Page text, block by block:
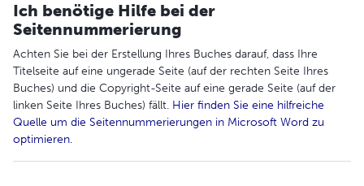
Ich benötige Hilfe bei der
Seitennummerierung
Achten Sie bei der Erstellung Ihres Buches darauf, dass Ihre
Titelseite auf eine ungerade Seite (auf der rechten Seite Ihres
Buches) und die Copyright-Seite auf eine gerade Seite (auf der
linken Seite Ihres Buches) fällt. Hier finden Sie eine hilfreiche
Quelle um die Seitennummerierungen in Microsoft Word zu
optimieren.